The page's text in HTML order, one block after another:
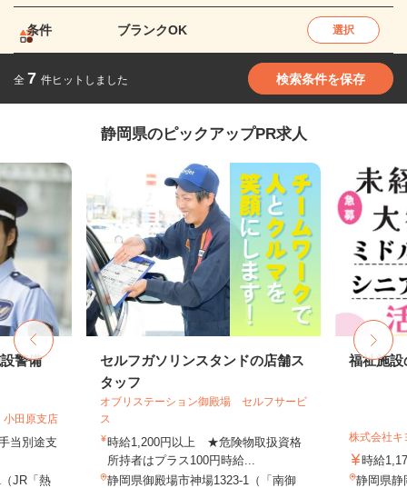
条件 ブランクOK 選択
全 7 件ヒットしました 検索条件を保存
静岡県のピックアップPR求人
警備
田原支店
当別途支
JR「熱
セルフガソリンスタンドの店舗ス
タッフ
オブリステーション御殿場 セルフサービ
ス
時給1,200円以上 ★危険物取扱資格
所持者はプラス100円時給...
静岡県御殿場市神場1323-1（「南御
福祉施設
株式会社キ
時給
静岡県静